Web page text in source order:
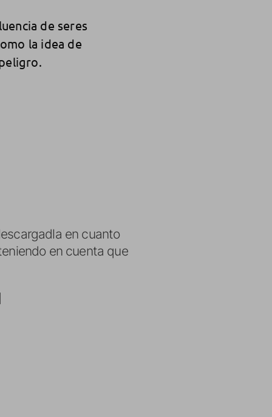
de seres
la idea de
en cuanto
en cuenta que